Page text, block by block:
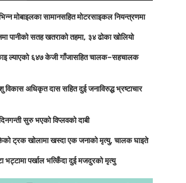
मोबाइलका सामानसहित मोटरसाइकल नियन्त्रणमा
पानीको सतह खतराको तहमा, ३४ ढोका खोलियो
ल्याएको ६४७ केजी गाँजासहित चालक–सहचालक
विकास अधिकृत दास सहित दुई जनाविरुद्ध भ्रष्टाचार
सुरु भएको विप्लवको दाबी
ट्रक खोलामा खस्दा एक जनाको मृत्यु, चालक घाइते
भट्टामा पर्खाल भत्किँदा दुई मजदुरको मृत्यु